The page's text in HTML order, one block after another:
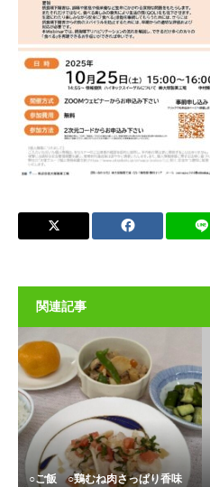
関連記事
○ご飯 ○鶏むね肉さっぱり香味